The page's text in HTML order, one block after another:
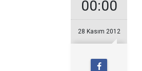
00:00
28 Kasım 2012